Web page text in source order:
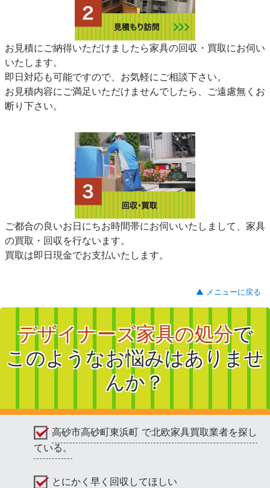
お見積にご納得いただけましたら家具の回収・買取にお伺い
いたします。
即日対応も可能ですので、お気軽にご相談下さい。
お見積内容にご満足いただけませんでしたら、ご遠慮無くお
断り下さい。
ご都合の良いお日にちお時間帯にお伺いいたしまして、家具
の買取・回収を行ないます。
買取は即日現金でお支払いたします。
▲ メニューに戻る
デザイナーズ家具の処分で
このようなお悩みはありませ
んか？
高砂市高砂町東浜町 で北欧家具買取業者を探し
ている。
とにかく早く回収してほしい